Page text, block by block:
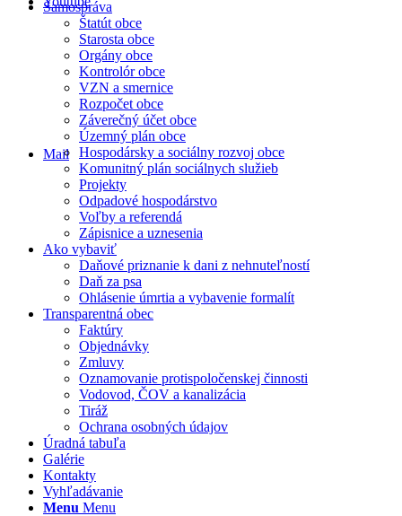
Mail
Samospráva
Štatút obce
Starosta obce
Orgány obce
Kontrolór obce
VZN a smernice
Rozpočet obce
Záverečný účet obce
Územný plán obce
Hospodársky a sociálny rozvoj obce
Komunitný plán sociálnych služieb
Projekty
Odpadové hospodárstvo
Voľby a referendá
Zápisnice a uznesenia
Ako vybaviť
Daňové priznanie k dani z nehnuteľností
Daň za psa
Ohlásenie úmrtia a vybavenie formalít
Transparentná obec
Faktúry
Objednávky
Zmluvy
Oznamovanie protispoločenskej činnosti
Vodovod, ČOV a kanalizácia
Tiráž
Ochrana osobných údajov
Úradná tabuľa
Galérie
Kontakty
Vyhľadávanie
Menu Menu